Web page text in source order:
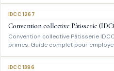
IDCC 1267
Convention collective Pâtisserie
Convention collective Pâtisserie
primes. Guide complet pour
IDCC 1396